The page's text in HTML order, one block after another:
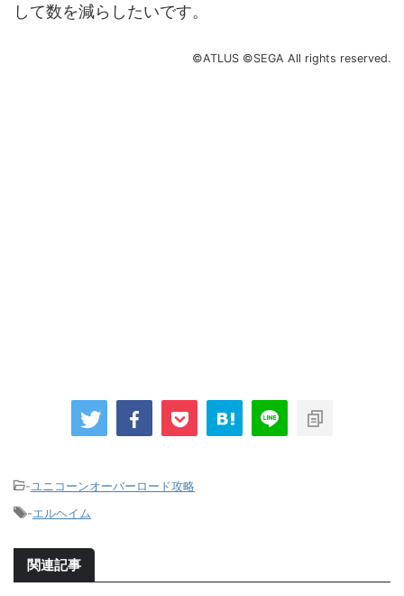
して数を減らしたいです。
©ATLUS ©SEGA All rights reserved.
-ユニコーンオーバーロード攻略
-エルヘイム
関連記事